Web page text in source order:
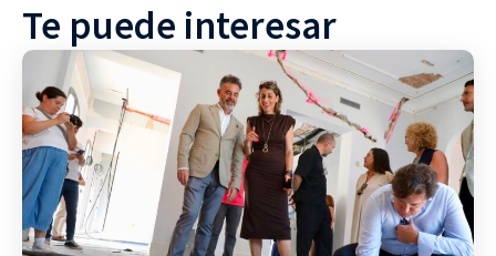
Te puede interesar